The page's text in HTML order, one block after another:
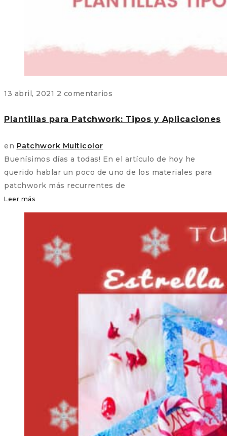
13 abril, 2021 2 comentarios
Plantillas para Patchwork: Tipos y Aplicaciones
en Patchwork Multicolor
Buenísimos días a todas! En el artículo de hoy he
querido hablar un poco de uno de los materiales para
patchwork más recurrentes de
Leer más